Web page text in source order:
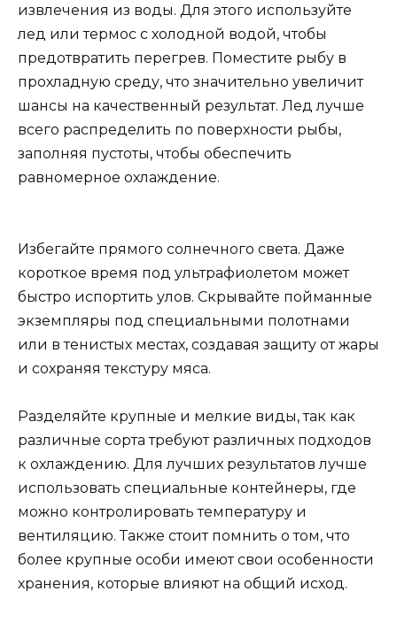
извлечения из воды. Для этого используйте
лед или термос с холодной водой, чтобы
предотвратить перегрев. Поместите рыбу в
прохладную среду, что значительно увеличит
шансы на качественный результат. Лед лучше
всего распределить по поверхности рыбы,
заполняя пустоты, чтобы обеспечить
равномерное охлаждение.
Избегайте прямого солнечного света. Даже
короткое время под ультрафиолетом может
быстро испортить улов. Скрывайте пойманные
экземпляры под специальными полотнами
или в тенистых местах, создавая защиту от жары
и сохраняя текстуру мяса.
Разделяйте крупные и мелкие виды, так как
различные сорта требуют различных подходов
к охлаждению. Для лучших результатов лучше
использовать специальные контейнеры, где
можно контролировать температуру и
вентиляцию. Также стоит помнить о том, что
более крупные особи имеют свои особенности
хранения, которые влияют на общий исход.